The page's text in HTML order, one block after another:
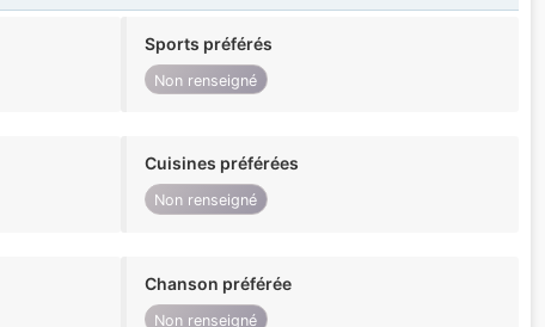
Sports préférés
Non renseigné
Cuisines préférées
Non renseigné
Chanson préférée
Non renseigné